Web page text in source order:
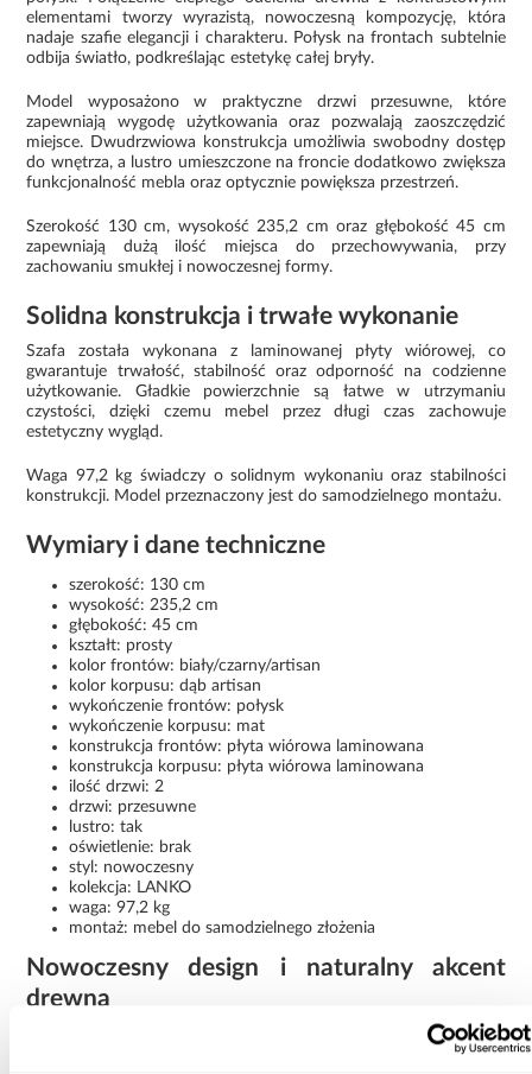
elementami tworzy wyrazistą, nowoczesną kompozycję, która
nadaje szafie elegancji i charakteru. Połysk na frontach subtelnie
odbija światło, podkreślając estetykę całej bryły.
Model wyposażono w praktyczne drzwi przesuwne, które
zapewniają wygodę użytkowania oraz pozwalają zaoszczędzić
miejsce. Dwudrzwiowa konstrukcja umożliwia swobodny dostęp
do wnętrza, a lustro umieszczone na froncie dodatkowo zwiększa
funkcjonalność mebla oraz optycznie powiększa przestrzeń.
Szerokość 130 cm, wysokość 235,2 cm oraz głębokość 45 cm
zapewniają dużą ilość miejsca do przechowywania, przy
zachowaniu smukłej i nowoczesnej formy.
Solidna konstrukcja i trwałe wykonanie
Szafa została wykonana z laminowanej płyty wiórowej, co
gwarantuje trwałość, stabilność oraz odporność na codzienne
użytkowanie. Gładkie powierzchnie są łatwe w utrzymaniu
czystości, dzięki czemu mebel przez długi czas zachowuje
estetyczny wygląd.
Waga 97,2 kg świadczy o solidnym wykonaniu oraz stabilności
konstrukcji. Model przeznaczony jest do samodzielnego montażu.
Wymiary i dane techniczne
szerokość: 130 cm
wysokość: 235,2 cm
głębokość: 45 cm
kształt: prosty
kolor frontów: biały/czarny/artisan
kolor korpusu: dąb artisan
wykończenie frontów: połysk
wykończenie korpusu: mat
konstrukcja frontów: płyta wiórowa laminowana
konstrukcja korpusu: płyta wiórowa laminowana
ilość drzwi: 2
drzwi: przesuwne
lustro: tak
oświetlenie: brak
styl: nowoczesny
kolekcja: LANKO
waga: 97,2 kg
montaż: mebel do samodzielnego złożenia
Nowoczesny design i naturalny akcent
drewna
Szafa Lanko 2-130 artisan/czarny to połączenie funkcjonalności,
nowoczesnej estetyki oraz ciepłego, drewnopodobnego